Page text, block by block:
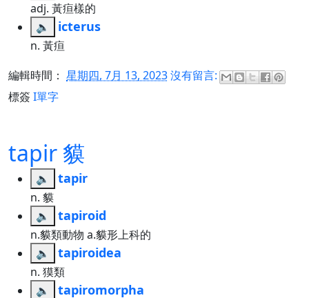
adj. 黃疸樣的
🔈
icterus
n. 黃疸
編輯時間： 星期四, 7月 13, 2023沒有留言:
標簽 I單字
tapir 貘
🔈 tapir
n. 貘
🔈
tapiroid
n.貘類動物 a.貘形上科的
🔈
tapiroidea
n. 獏類
🔈
tapiromorpha